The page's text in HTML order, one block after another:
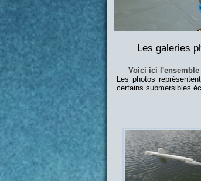
Les galeries
Voici ici
Les photos
certains submersibles